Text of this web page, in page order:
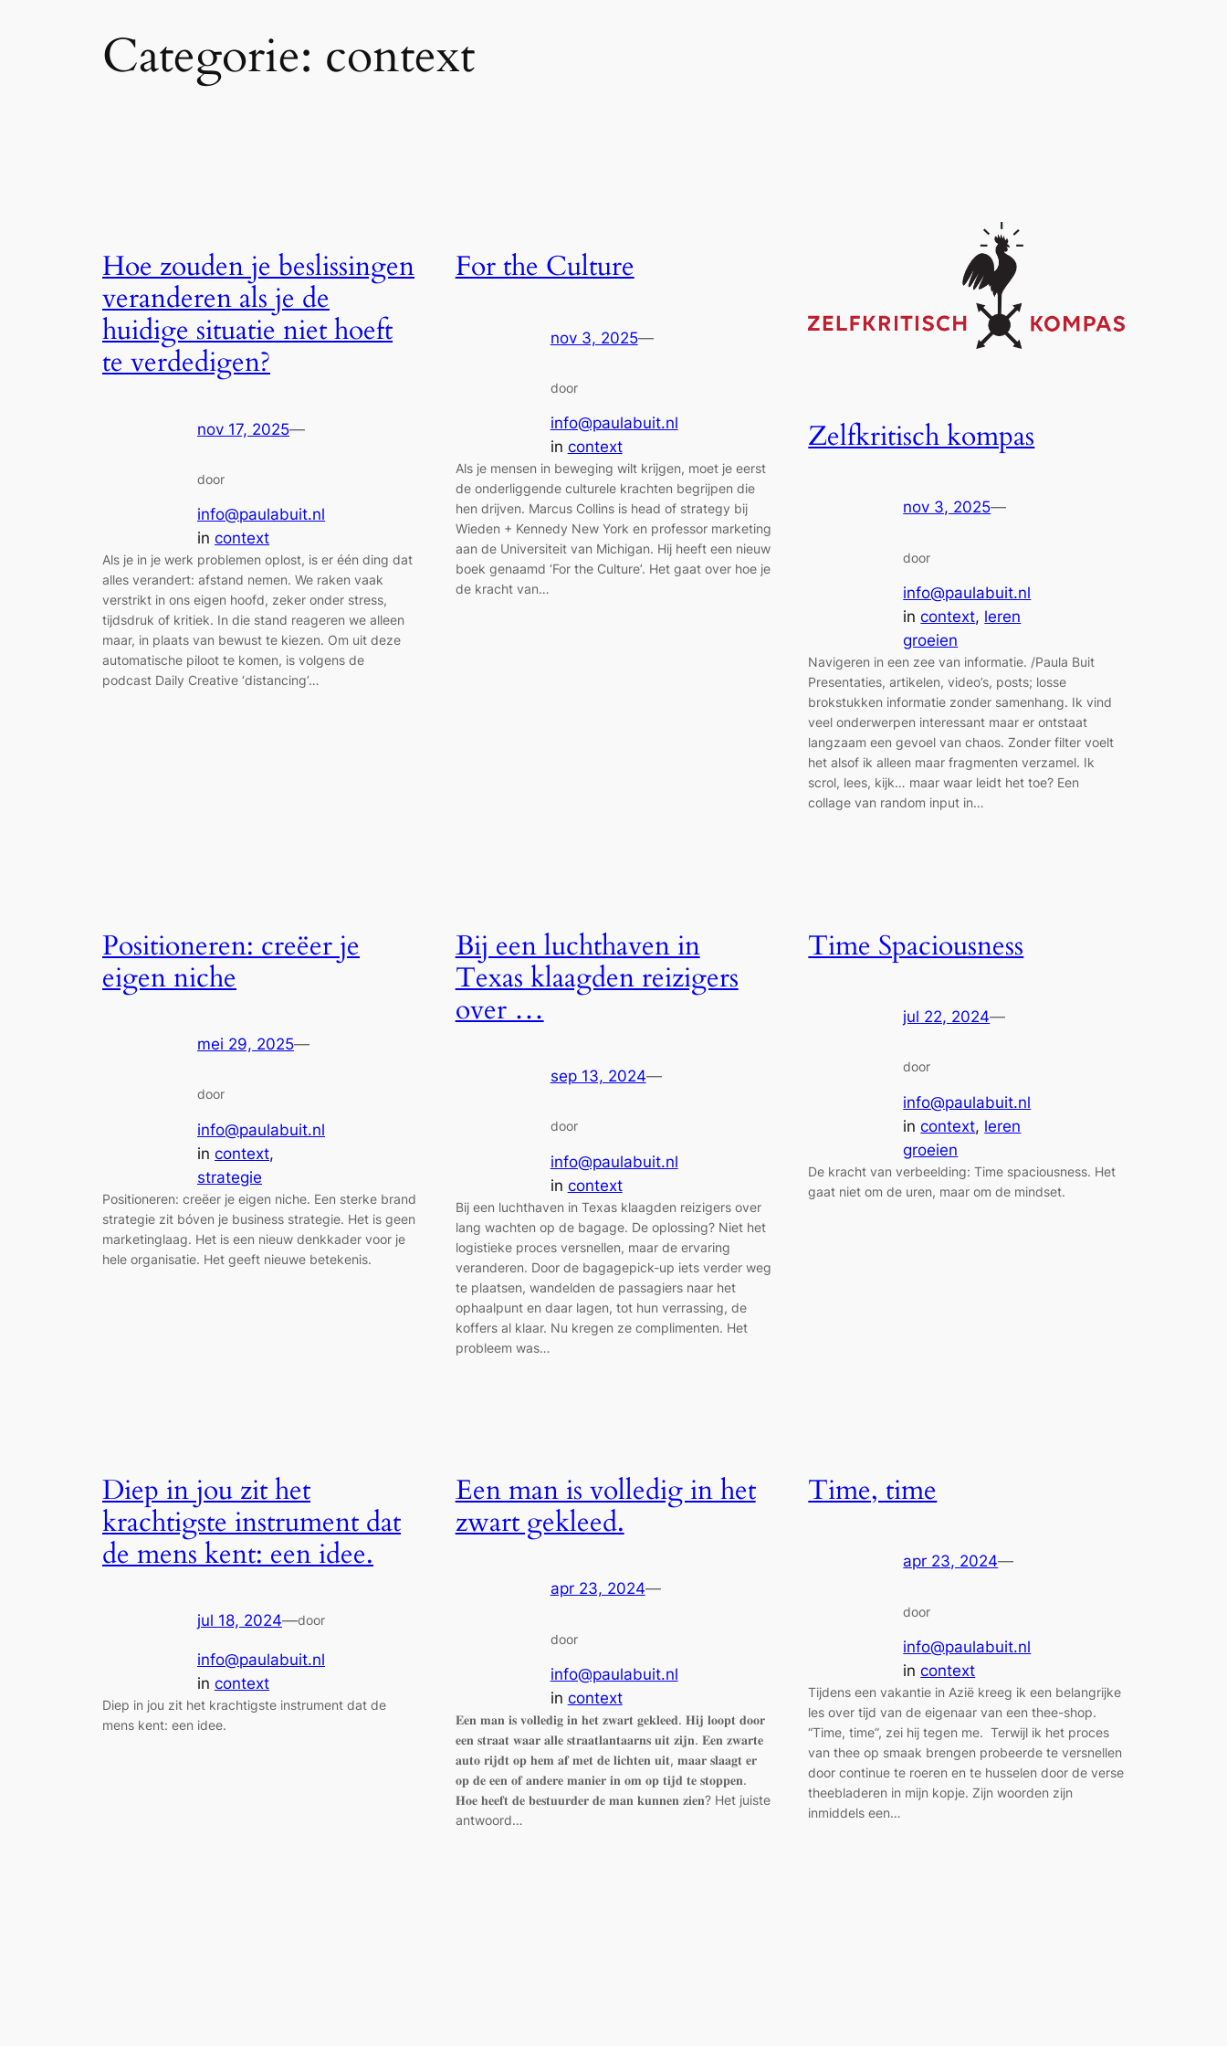
Categorie: context
Hoe zouden je beslissingen
veranderen als je de
huidige situatie niet hoeft
te verdedigen?
nov 17, 2025—
door
info@paulabuit.nl
in context
Als je in je werk problemen oplost, is er één ding dat
alles verandert: afstand nemen. We raken vaak
verstrikt in ons eigen hoofd, zeker onder stress,
tijdsdruk of kritiek. In die stand reageren we alleen
maar, in plaats van bewust te kiezen. Om uit deze
automatische piloot te komen, is volgens de
podcast Daily Creative ‘distancing’…
For the Culture
nov 3, 2025—
door
info@paulabuit.nl
in context
Als je mensen in beweging wilt krijgen, moet je eerst
de onderliggende culturele krachten begrijpen die
hen drijven. Marcus Collins is head of strategy bij
Wieden + Kennedy New York en professor marketing
aan de Universiteit van Michigan. Hij heeft een nieuw
boek genaamd ‘For the Culture’. Het gaat over hoe je
de kracht van…
Zelfkritisch kompas
nov 3, 2025—
door
info@paulabuit.nl
incontext, leren
groeien
Navigeren in een zee van informatie. /Paula Buit
Presentaties, artikelen, video’s, posts; losse
brokstukken informatie zonder samenhang. Ik vind
veel onderwerpen interessant maar er ontstaat
langzaam een gevoel van chaos. Zonder filter voelt
het alsof ik alleen maar fragmenten verzamel. Ik
scrol, lees, kijk… maar waar leidt het toe? Een
collage van random input in…
Positioneren: creëer je
eigen niche
mei 29, 2025—
door
info@paulabuit.nl
in context
strategie
Positioneren: creëer je eigen niche. Een sterke brand
strategie zit bóven je business strategie. Het is geen
marketinglaag. Het is een nieuw denkkader voor je
hele organisatie. Het geeft nieuwe betekenis.
Bij een luchthaven in
Texas klaagden reizigers
over …
sep 13, 2024—
door
info@paulabuit.nl
in context
Bij een luchthaven in Texas klaagden reizigers over
lang wachten op de bagage. De oplossing? Niet het
logistieke proces versnellen, maar de ervaring
veranderen. Door de bagagepick-up iets verder weg
te plaatsen, wandelden de passagiers naar het
ophaalpunt en daar lagen, tot hun verrassing, de
koffers al klaar. Nu kregen ze complimenten. Het
probleem was…
Time Spaciousness
jul 22, 2024—
door
info@paulabuit.nl
incontext, leren
groeien
De kracht van verbeelding: Time spaciousness. Het
gaat niet om de uren, maar om de mindset.
Diep in jou zit het
krachtigste instrument dat
de mens kent: een idee.
jul 18, 2024—door
info@paulabuit.nl
in context
Diep in jou zit het krachtigste instrument dat de
mens kent: een idee.
Een man is volledig in het
zwart gekleed.
apr 23, 2024—
door
info@paulabuit.nl
in context
𝐄𝐞𝐧 𝐦𝐚𝐧 𝐢𝐬 𝐯𝐨𝐥𝐥𝐞𝐝𝐢𝐠 𝐢𝐧 𝐡𝐞𝐭 𝐳𝐰𝐚𝐫𝐭 𝐠𝐞𝐤𝐥𝐞𝐞𝐝. 𝐇𝐢𝐣 𝐥𝐨𝐨𝐩𝐭 𝐝𝐨𝐨𝐫
𝐞𝐞𝐧 𝐬𝐭𝐫𝐚𝐚𝐭 𝐰𝐚𝐚𝐫 𝐚𝐥𝐥𝐞 𝐬𝐭𝐫𝐚𝐚𝐭𝐥𝐚𝐧𝐭𝐚𝐚𝐫𝐧𝐬 𝐮𝐢𝐭 𝐳𝐢𝐣𝐧. 𝐄𝐞𝐧 𝐳𝐰𝐚𝐫𝐭𝐞
𝐚𝐮𝐭𝐨 𝐫𝐢𝐣𝐝𝐭 𝐨𝐩 𝐡𝐞𝐦 𝐚𝐟 𝐦𝐞𝐭 𝐝𝐞 𝐥𝐢𝐜𝐡𝐭𝐞𝐧 𝐮𝐢𝐭, 𝐦𝐚𝐚𝐫 𝐬𝐥𝐚𝐚𝐠𝐭 𝐞𝐫
𝐨𝐩 𝐝𝐞 𝐞𝐞𝐧 𝐨𝐟 𝐚𝐧𝐝𝐞𝐫𝐞 𝐦𝐚𝐧𝐢𝐞𝐫 𝐢𝐧 𝐨𝐦 𝐨𝐩 𝐭𝐢𝐣𝐝 𝐭𝐞 𝐬𝐭𝐨𝐩𝐩𝐞𝐧.
𝐇𝐨𝐞 𝐡𝐞𝐞𝐟𝐭 𝐝𝐞 𝐛𝐞𝐬𝐭𝐮𝐮𝐫𝐝𝐞𝐫 𝐝𝐞 𝐦𝐚𝐧 𝐤𝐮𝐧𝐧𝐞𝐧 𝐳𝐢𝐞𝐧? Het juiste
antwoord…
Time, time
apr 23, 2024—
door
info@paulabuit.nl
incontext
Tijdens een vakantie in Azië kreeg ik een belangrijke
les over tijd van de eigenaar van een thee-shop.
“Time, time”, zei hij tegen me. Terwijl ik het proces
van thee op smaak brengen probeerde te versnellen
door continue te roeren en te husselen door de verse
theebladeren in mijn kopje. Zijn woorden zijn
inmiddels een…